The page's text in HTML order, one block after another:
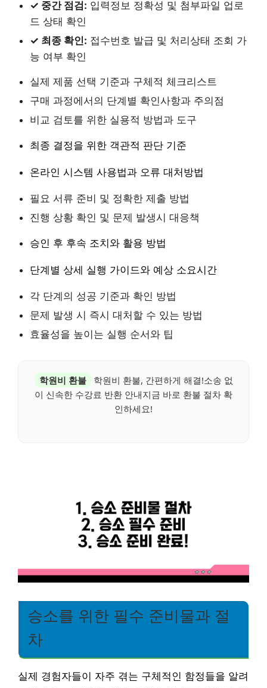
✓ 중간 점검: 입력정보 정확성 및 첨부파일 업로
드 상태 확인
✓ 최종 확인: 접수번호 발급 및 처리상태 조회 가
능 여부 확인
실제 제품 선택 기준과 구체적 체크리스트
구매 과정에서의 단계별 확인사항과 주의점
비교 검토를 위한 실용적 방법과 도구
최종 결정을 위한 객관적 판단 기준
온라인 시스템 사용법과 오류 대처방법
필요 서류 준비 및 정확한 제출 방법
진행 상황 확인 및 문제 발생시 대응책
승인 후 후속 조치와 활용 방법
단계별 상세 실행 가이드와 예상 소요시간
각 단계의 성공 기준과 확인 방법
문제 발생 시 즉시 대처할 수 있는 방법
효율성을 높이는 실행 순서와 팁
학원비 환불
학원비 환불, 간편하게 해결!소송 없
이 신속한 수강료 반환 안내지금 바로 환불 절차 확
인하세요!
승소를 위한 필수 준비물과 절
차
실제 경험자들이 자주 겪는 구체적인 함정들을 알려